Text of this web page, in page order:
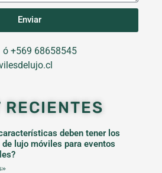
Enviar
+569 68658545
RECIENTES
deben tener los
de lujo móviles para eventos